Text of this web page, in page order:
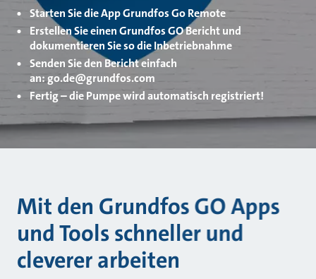
Starten Sie die App Grundfos Go Remote
Erstellen Sie einen Grundfos GO Bericht und
dokumentieren Sie so die Inbetriebnahme
Senden Sie den Bericht einfach
an: go.de@grundfos.com
Fertig – die Pumpe wird automatisch registriert!
Mit den Grundfos GO Apps
und Tools schneller und
cleverer arbeiten